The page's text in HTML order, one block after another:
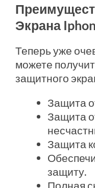
Экрана
Теперь уже
можете
защитного
Защита
Защита
Защита
защиту.
Полная